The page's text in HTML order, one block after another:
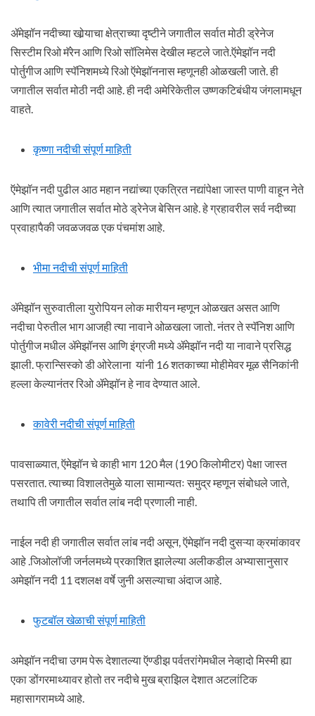
ॲमेझॉन नदीच्या खोर्‍याचा क्षेत्राच्या दृष्टीने जगातील सर्वात मोठी ड्रेनेज
सिस्टीम रिओ मॅरेन आणि रिओ सॉलिमेस देखील म्हटले जाते.ऍमेझॉन नदी
पोर्तुगीज आणि स्पॅनिशमध्ये रिओ ऍमेझॉननास म्हणूनही ओळखली जाते. ही
जगातील सर्वात मोठी नदी आहे. ही नदी अमेरिकेतील उष्णकटिबंधीय जंगलामधून
वाहते.
कृष्णा नदीची संपूर्ण माहिती
ऍमेझॉन नदी पुढील आठ महान नद्यांच्या एकत्रित नद्यांपेक्षा जास्त पाणी वाहून नेते
आणि त्यात जगातील सर्वात मोठे ड्रेनेज बेसिन आहे. हे ग्रहावरील सर्व नदीच्या
प्रवाहापैकी जवळजवळ एक पंचमांश आहे.
भीमा नदीची संपूर्ण माहिती
ॲमेझॉन सुरुवातीला युरोपियन लोक मारीयन म्हणून ओळखत असत आणि
नदीचा पेरुतील भाग आजही त्या नावाने ओळखला जातो. नंतर ते स्पॅनिश आणि
पोर्तुगीज मधील ॲमेझॉनस आणि इंग्रजी मध्ये ॲमेझॉन नदी या नावाने प्रसिद्ध
झाली. फ्रान्सिस्को डी ओरेलाना यांनी 16 शतकाच्या मोहीमेवर मूळ सैनिकांनी
हल्ला केल्यानंतर रिओ ॲमेझॉन हे नाव देण्यात आले.
कावेरी नदीची संपूर्ण माहिती
पावसाळ्यात, ऍमेझॉन चे काही भाग 120 मैल (190 किलोमीटर) पेक्षा जास्त
पसरतात. त्याच्या विशालतेमुळे याला सामान्यतः समुद्र म्हणून संबोधले जाते,
तथापि ती जगातील सर्वात लांब नदी प्रणाली नाही.
नाईल नदी ही जगातील सर्वात लांब नदी असून, ऍमेझॉन नदी दुसऱ्या क्रमांकावर
आहे .जिओलॉजी जर्नलमध्ये प्रकाशित झालेल्या अलीकडील अभ्यासानुसार
अमेझॉन नदी 11 दशलक्ष वर्षे जुनी असल्याचा अंदाज आहे.
फुटबॉल खेळाची संपूर्ण माहिती
अमेझॉन नदीचा उगम पेरू देशातल्या ऍण्डीझ पर्वतरांगेमधील नेव्हादो मिस्मी ह्या
एका डोंगरमाथ्यावर होतो तर नदीचे मुख ब्राझिल देशात अटलांटिक
महासागरामध्ये आहे.